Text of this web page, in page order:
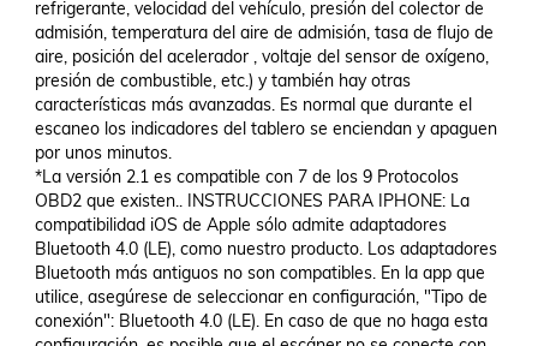
refrigerante, velocidad del vehículo, presión del colector de
admisión, temperatura del aire de admisión, tasa de flujo de
aire, posición del acelerador , voltaje del sensor de oxígeno,
presión de combustible, etc.) y también hay otras
características más avanzadas. Es normal que durante el
escaneo los indicadores del tablero se enciendan y apaguen
por unos minutos.
*La versión 2.1 es compatible con 7 de los 9 Protocolos
OBD2 que existen.. INSTRUCCIONES PARA IPHONE: La
compatibilidad iOS de Apple sólo admite adaptadores
Bluetooth 4.0 (LE), como nuestro producto. Los adaptadores
Bluetooth más antiguos no son compatibles. En la app que
utilice, asegúrese de seleccionar en configuración, "Tipo de
conexión": Bluetooth 4.0 (LE). En caso de que no haga esta